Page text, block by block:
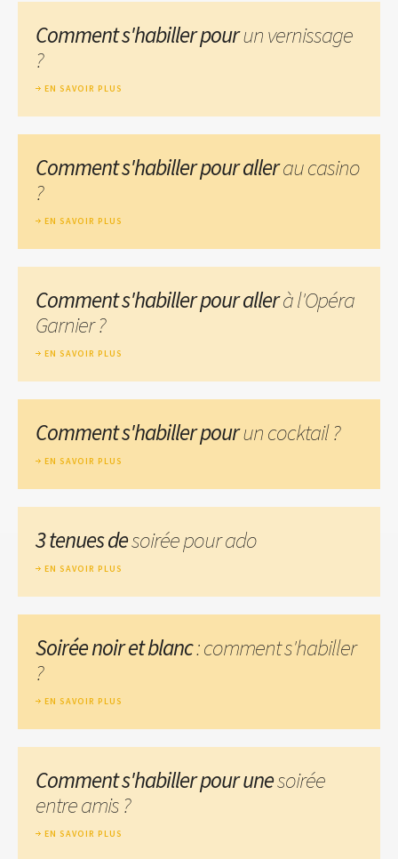
Comment s'habiller pourun vernissage
?
EN SAVOIR PLUS
Comment s'habiller pour allerau casino
?
EN SAVOIR PLUS
Comment s'habiller pour allerà l'Opéra
Garnier ?
EN SAVOIR PLUS
Comment s'habiller pourun cocktail ?
EN SAVOIR PLUS
3 tenues desoirée pour ado
EN SAVOIR PLUS
Soirée noir et blanc: comment s'habiller
?
EN SAVOIR PLUS
Comment s'habiller pour unesoirée
entre amis ?
EN SAVOIR PLUS